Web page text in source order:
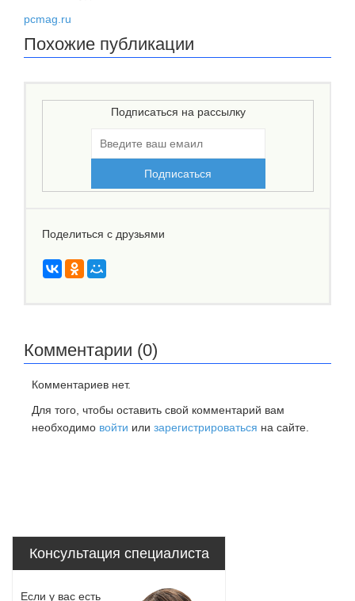
pcmag.ru
Похожие публикации
Подписаться на рассылку
Поделиться с друзьями
Комментарии (0)
Комментариев нет.
Для того, чтобы оставить свой комментарий вам
необходимо войти или зарегистрироваться на сайте.
Консультация специалиста
Если у вас есть